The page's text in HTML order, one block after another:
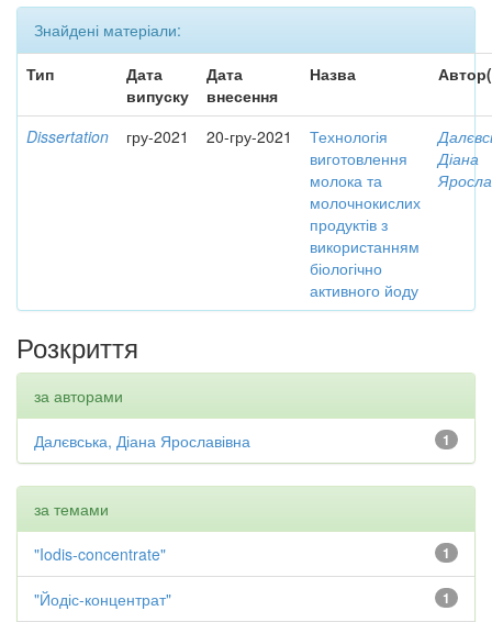
Знайдені матеріали:
Тип
Дата
випуску
Дата
внесення
Назва
Dissertation гру-2021 20-гру-2021
Технологія
виготовлення
молока та
молочнокислих
продуктів з
використанням
біологічно
активного йоду
Діана
Розкриття
за авторами
1
Далєвська, Діана Ярославівна
за темами
1
"Iodis-concentrate"
1
"Йодіс-концентрат"